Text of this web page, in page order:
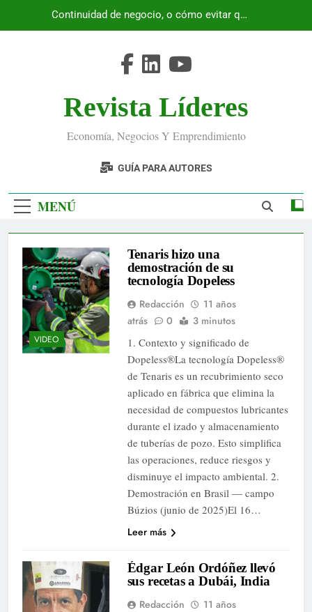
Continuidad de negocio, o cómo evitar que
Revista Líderes
Economía, Negocios Y Emprendimiento
GUÍA PARA AUTORES
MENÚ
VIDEO
Tenaris hizo una
demostración de su
tecnología Dopeless
Redacción
11 años
atrás
0
3 minutos
1. Contexto y significado de
Dopeless®La tecnología Dopeless®
de Tenaris es un recubrimiento seco
aplicado en fábrica que elimina la
necesidad de compuestos lubricantes
durante el izado y almacenamiento
de tuberías de pozo. Esto simplifica
las operaciones, reduce riesgos y
disminuye el impacto ambiental. 2.
Demostración en Brasil — campo
Búzios (junio de 2025)El 16…
Leer más
Édgar León Ordóñez llevó
sus recetas a Dubái, India
Redacción
11 años